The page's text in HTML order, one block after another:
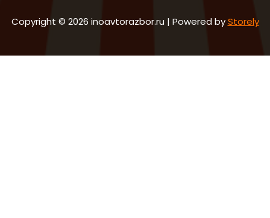
Copyright © 2026 inoavtorazbor.ru | Powered byStorely